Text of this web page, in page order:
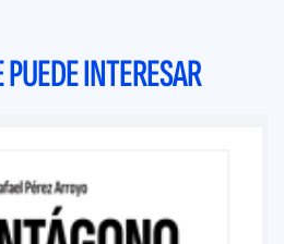
INTERESAR